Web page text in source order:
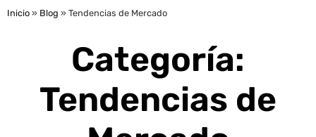
Inicio » Blog » Tendencias de Mercado
Categoría:
Tendencias de